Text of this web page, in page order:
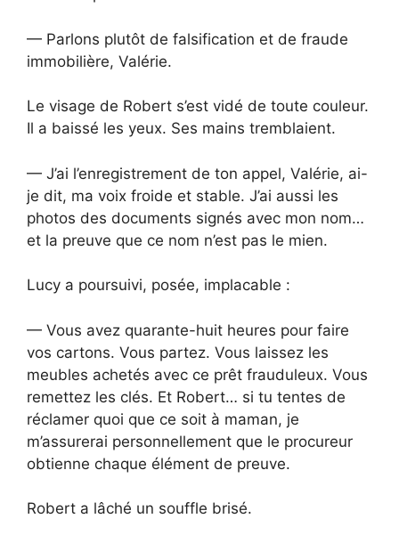
— Parlons plutôt de falsification et de fraude
immobilière, Valérie.
Le visage de Robert s’est vidé de toute couleur.
Il a baissé les yeux. Ses mains tremblaient.
— J’ai l’enregistrement de ton appel, Valérie, ai-
je dit, ma voix froide et stable. J’ai aussi les
photos des documents signés avec mon nom…
et la preuve que ce nom n’est pas le mien.
Lucy a poursuivi, posée, implacable :
— Vous avez quarante-huit heures pour faire
vos cartons. Vous partez. Vous laissez les
meubles achetés avec ce prêt frauduleux. Vous
remettez les clés. Et Robert… si tu tentes de
réclamer quoi que ce soit à maman, je
m’assurerai personnellement que le procureur
obtienne chaque élément de preuve.
Robert a lâché un souffle brisé.